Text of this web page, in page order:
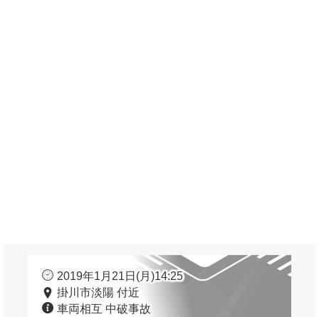
2019年1月21日(月)14:25
掛川市淡陽 付近
車両相互 中破事故